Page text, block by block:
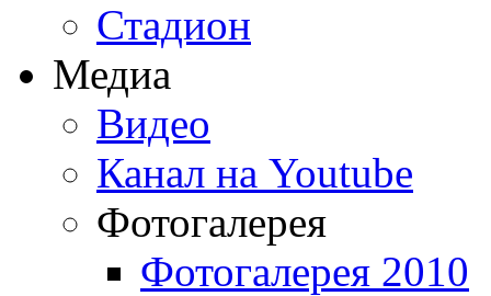
Стадион
Медиа
Видео
Канал на Youtube
Фотогалерея
Фотогалерея 2010